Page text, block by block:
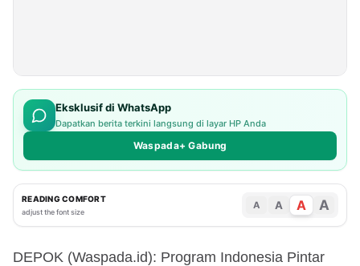
Eksklusif di WhatsApp
Dapatkan berita terkini langsung di layar HP Anda
Waspada+ Gabung
READING COMFORT
adjust the font size
A A A A
DEPOK (Waspada.id): Program Indonesia Pintar